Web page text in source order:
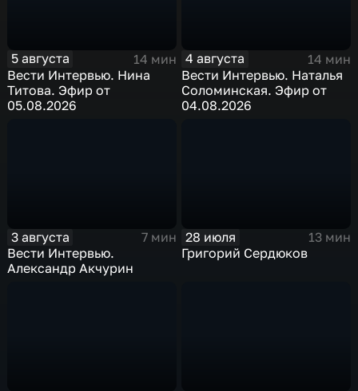
5 августа
14 мин
Вести Интервью. Нина
Титова. Эфир от
05.08.2026
4 августа
14 мин
Вести Интервью. Наталья
Соломинская. Эфир от
04.08.2026
3 августа
7 мин
Вести Интервью.
Александр Акчурин
28 июля
13 мин
Григорий Сердюков